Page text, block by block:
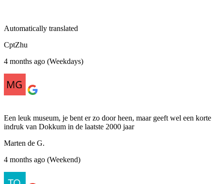
Automatically translated
CptZhu
4 months ago (Weekdays)
Een leuk museum, je bent er zo door heen, maar geeft wel een korte
indruk van Dokkum in de laatste 2000 jaar
Marten de G.
4 months ago (Weekend)